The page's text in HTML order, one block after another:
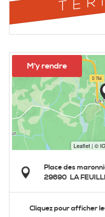
M'y rendre
Place des
29690 LA
Cliquez pour afficher